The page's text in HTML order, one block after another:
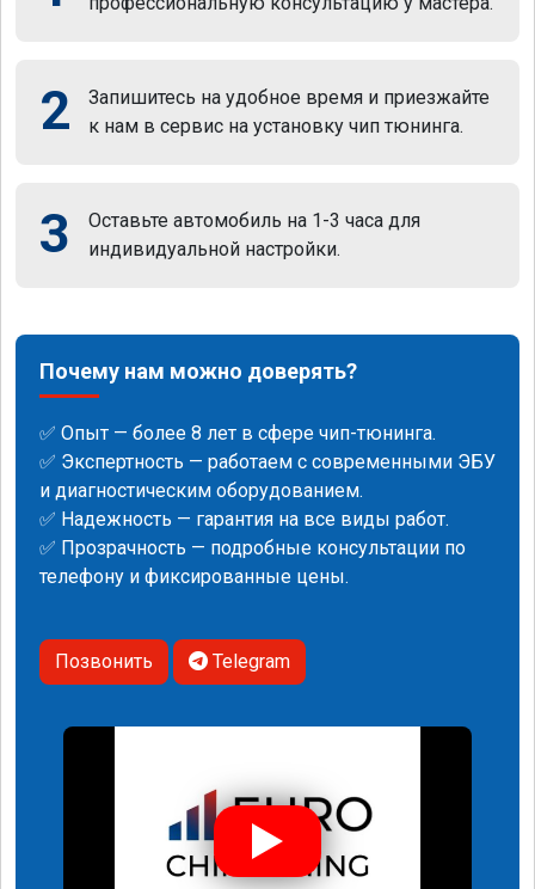
2
Запишитесь на удобное время и приезжайте
к нам в сервис на установку чип тюнинга.
3
Оставьте автомобиль на 1-3 часа для
индивидуальной настройки.
Почему нам можно доверять?
✅ Опыт — более 8 лет в сфере чип-тюнинга.
✅ Экспертность — работаем с современными ЭБУ
и диагностическим оборудованием.
✅ Надежность — гарантия на все виды работ.
✅ Прозрачность — подробные консультации по
телефону и фиксированные цены.
Позвонить Telegram